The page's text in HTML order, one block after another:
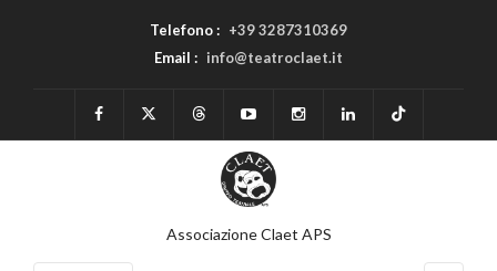
Telefono : +39 3287310369
Email : info@teatroclaet.it
Associazione Claet APS